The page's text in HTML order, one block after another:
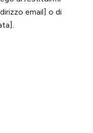
email] o di